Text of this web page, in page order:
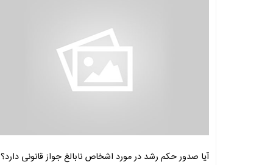
آیا صدور حکم رشد در مورد اشخاص نابالغ جواز قانونی دارد؟